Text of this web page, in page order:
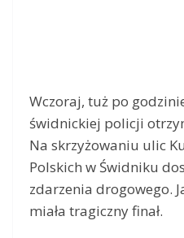
Wczoraj, tuż po
świdnickiej policji
Na skrzyżowaniu ulic
Polskich w Świdniku
zdarzenia drogowego.
miała tragiczny finał.